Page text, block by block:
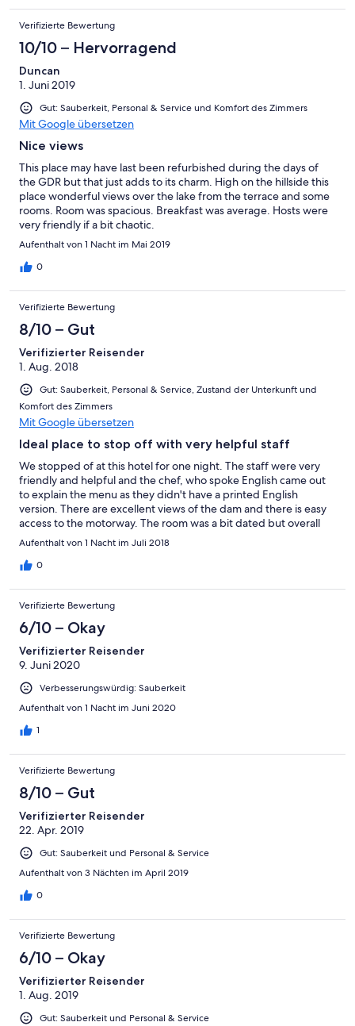
zuvorkommend. Gesamtfazit: Das Hotelzimmer war absolut in
Ordnung und für den Preis (69€/Nacht) sehr preiswert.
Verifizierte Bewertung
10/10 – Hervorragend
Duncan
1. Juni 2019
Gut: Sauberkeit, Personal & Service und Komfort des Zimmers
Mit Google übersetzen
Nice views
This place may have last been refurbished during the days of
the GDR but that just adds to its charm. High on the hillside this
place wonderful views over the lake from the terrace and some
rooms. Room was spacious. Breakfast was average. Hosts were
very friendly if a bit chaotic.
Aufenthalt von 1 Nacht im Mai 2019
0
Verifizierte Bewertung
8/10 – Gut
Verifizierter Reisender
1. Aug. 2018
Gut: Sauberkeit, Personal & Service, Zustand der Unterkunft und
Komfort des Zimmers
Mit Google übersetzen
Ideal place to stop off with very helpful staff
We stopped of at this hotel for one night. The staff were very
friendly and helpful and the chef, who spoke English came out
to explain the menu as they didn't have a printed English
version. There are excellent views of the dam and there is easy
access to the motorway. The room was a bit dated but overall
we had a very pleasant stay.
Aufenthalt von 1 Nacht im Juli 2018
0
Verifizierte Bewertung
6/10 – Okay
Verifizierter Reisender
9. Juni 2020
Verbesserungswürdig: Sauberkeit
Aufenthalt von 1 Nacht im Juni 2020
1
Verifizierte Bewertung
8/10 – Gut
Verifizierter Reisender
22. Apr. 2019
Gut: Sauberkeit und Personal & Service
Aufenthalt von 3 Nächten im April 2019
0
Verifizierte Bewertung
6/10 – Okay
Verifizierter Reisender
1. Aug. 2019
Gut: Sauberkeit und Personal & Service